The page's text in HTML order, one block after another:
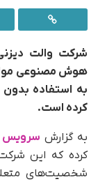
شرکت والت
به استفاده بدون
کرده است.
به گزارش
کرده که این شرکت
شخصیت‌های